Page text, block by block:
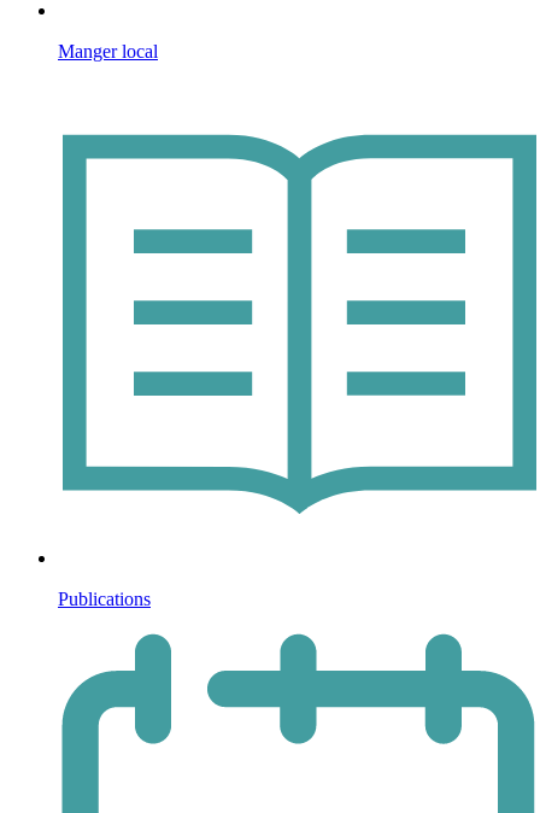
Manger local
Publications